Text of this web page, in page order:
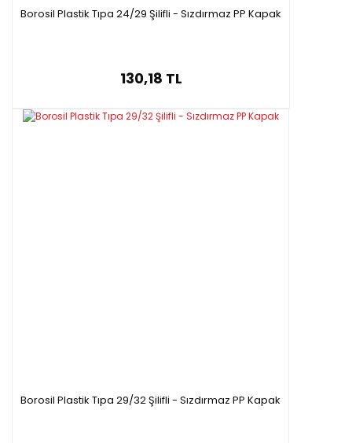
Borosil Plastik Tıpa 24/29 Şilifli - Sızdırmaz PP Kapak
130,18 TL
Borosil Plastik Tıpa 29/32 Şilifli - Sızdırmaz PP Kapak